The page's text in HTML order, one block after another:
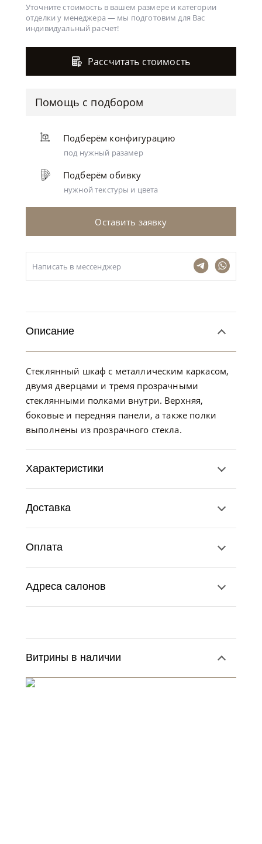
Уточните стоимость в вашем размере и категории
отделки у менеджера — мы подготовим для Вас
индивидуальный расчет!
Рассчитать стоимость
Помощь с подбором
Подберём конфигурацию
под нужный разамер
Подберём обивку
нужной текстуры и цвета
Оставить заявку
Написать в мессенджер
Описание
Стеклянный шкаф с металлическим каркасом,
двумя дверцами и тремя прозрачными
стеклянными полками внутри. Верхняя,
боковые и передняя панели, а также полки
выполнены из прозрачного стекла.
Характеристики
Доставка
Оплата
Адреса салонов
Витрины в наличии